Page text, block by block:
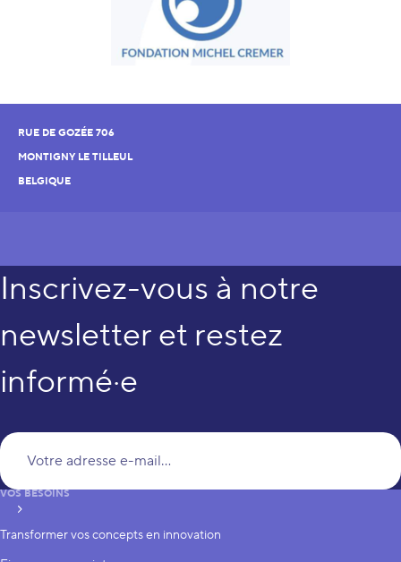
RUE DE GOZÉE 706
MONTIGNY LE TILLEUL
BELGIQUE
Inscrivez-vous à notre
newsletter et restez
informé·e
S’inscrire
VOS BESOINS
Transformer vos concepts en innovation